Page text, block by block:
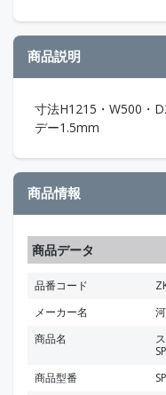
商品説明
寸法H1215・W500・
デー1.5mm
商品情報
商品データ
品番コード
メーカー名
商品名
商品型番